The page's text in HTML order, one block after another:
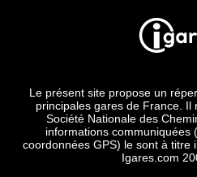
Le présent site propose un
principales gares de France. Il
Société Nationale des
informations communiquées
coordonnées GPS) le sont à
Igares.com